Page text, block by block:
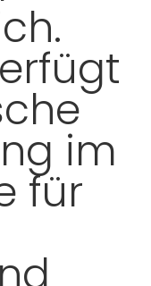
im
für